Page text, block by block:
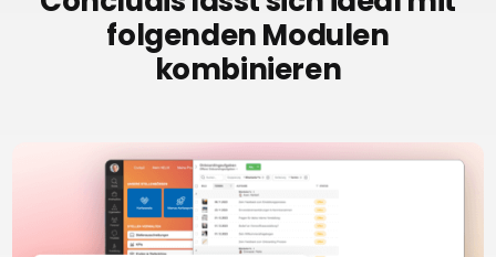
folgenden Modulen
kombinieren